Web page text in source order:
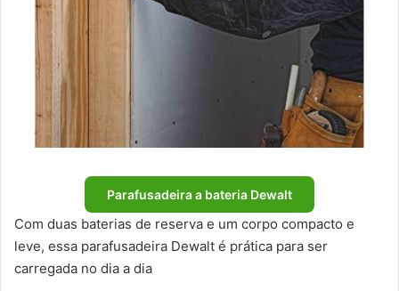
Parafusadeira a bateria Dewalt
Com duas baterias de reserva e um corpo compacto e
leve, essa parafusadeira Dewalt é prática para ser
carregada no dia a dia